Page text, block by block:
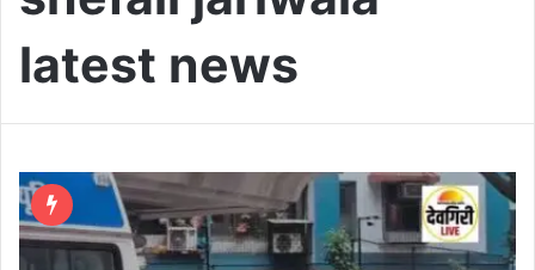
latest news